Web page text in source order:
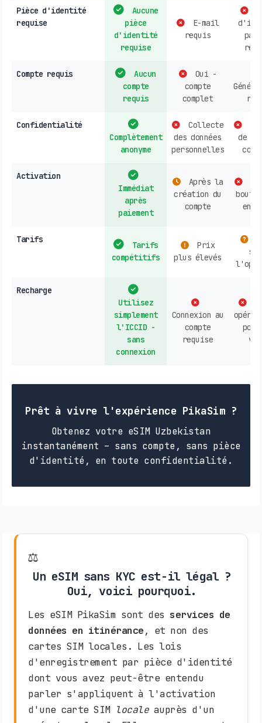
Pièce d'identité
requise
Aucune
pièce
d'identité
requise
E-mail
requis
Compte requis
Aucun
compte
requis
Oui -
compte
complet
Confidentialité
Complètement
anonyme
Collecte
des données
personnelles
de
Activation
Immédiat
après
paiement
Après la
création du
compte
en
Tarifs
Tarifs
compétitifs
Prix
plus élevés
Recharge
Utilisez
simplement
l'ICCID -
sans
connexion
Connexion au
compte
requise
Prêt à vivre l'expérience PikaSim ?
Obtenez votre eSIM Uzbekistan
instantanément – sans compte, sans pièce
d'identité, en toute confidentialité.
⚖️
Un eSIM sans KYC est-il légal ?
Oui, voici pourquoi.
Les eSIM PikaSim sont des services de
données en itinérance, et non des
cartes SIM locales. Les lois
d'enregistrement par pièce d'identité
dont vous avez peut-être entendu
parler s'appliquent à l'activation
d'une carte SIM localeauprès d'un